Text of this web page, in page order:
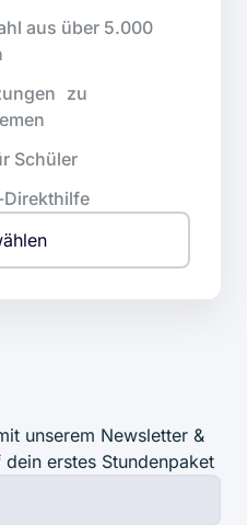
aus über 5.000
zu
Schüler
unserem Newsletter &
erstes Stundenpaket